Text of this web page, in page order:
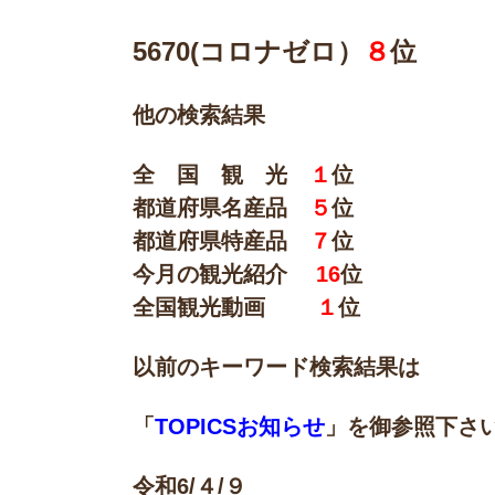
5670(コロナゼロ） ８位
他の検索結果
全 国 観 光 １位
都道府県名産品
５位
都道府県特産品
７位
今月の観光紹介
16位
全国観光動画
１位
以前のキーワード検索結果は
「 TOPICSお知らせ 」 を御参照下さ
令和6/４/９